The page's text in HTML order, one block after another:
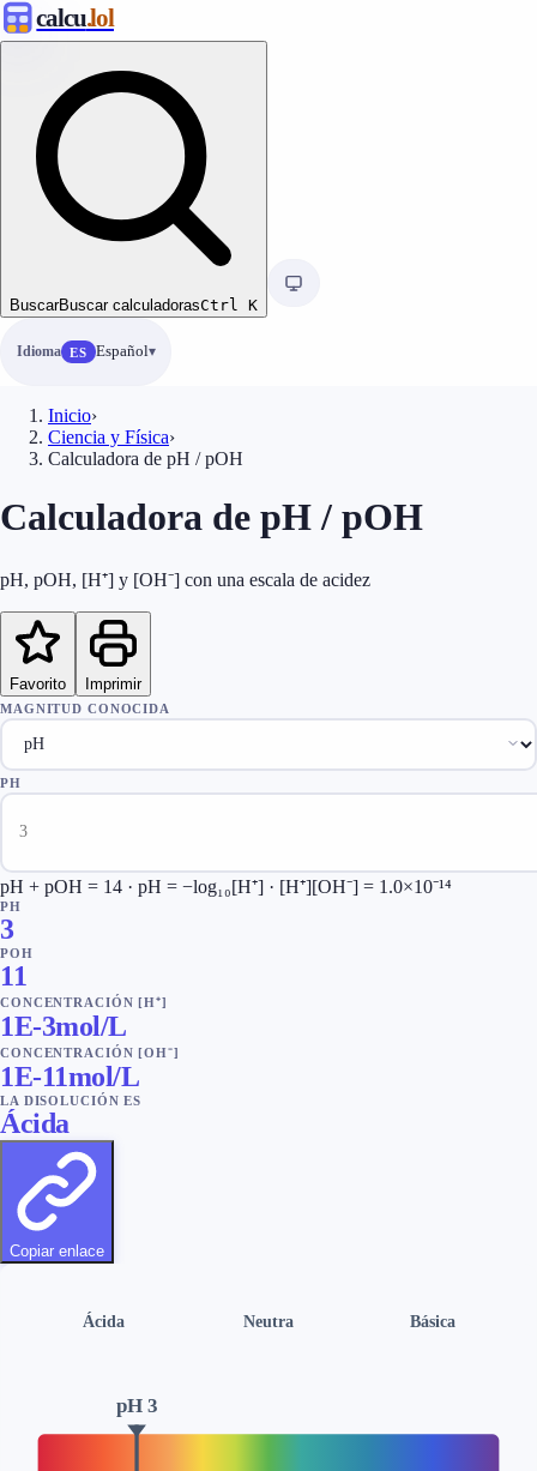
calcu.lol
BuscarBuscar calculadorasCtrl K
Idioma ES Español
Inicio›
Ciencia y Física›
Calculadora de pH / pOH
Calculadora de pH / pOH
pH, pOH, [H⁺] y [OH⁻] con una escala de acidez
Favorito Imprimir
MAGNITUD CONOCIDA
PH
pH + pOH = 14 · pH = −log₁₀[H⁺] · [H⁺][OH⁻] = 1.0×10⁻¹⁴
PH
3
POH
11
CONCENTRACIÓN [H⁺]
1E-3mol/L
CONCENTRACIÓN [OH⁻]
1E-11mol/L
LA DISOLUCIÓN ES
Ácida
Copiar enlace
Ácida Neutra Básica
pH 3